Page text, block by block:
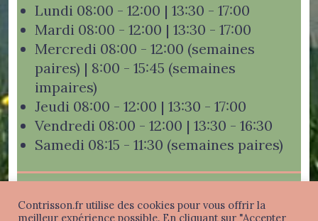
Lundi 08:00 - 12:00 | 13:30 - 17:00
Mardi 08:00 - 12:00 | 13:30 - 17:00
Mercredi 08:00 - 12:00 (semaines
paires) | 8:00 - 15:45 (semaines
impaires)
Jeudi 08:00 - 12:00 | 13:30 - 17:00
Vendredi 08:00 - 12:00 | 13:30 - 16:30
Samedi 08:15 - 11:30 (semaines paires)
Contrisson.fr utilise des cookies pour vous offrir la
meilleur expérience possible. En cliquant sur "Accepter